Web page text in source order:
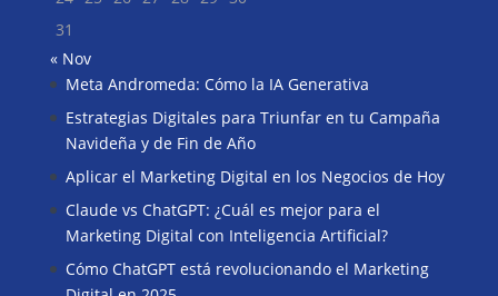
31
« Nov
Meta Andromeda: Cómo la IA Generativa
Estrategias Digitales para Triunfar en tu Campaña
Navideña y de Fin de Año
Aplicar el Marketing Digital en los Negocios de Hoy
Claude vs ChatGPT: ¿Cuál es mejor para el
Marketing Digital con Inteligencia Artificial?
Cómo ChatGPT está revolucionando el Marketing